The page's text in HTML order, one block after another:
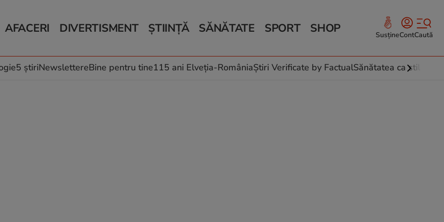
AFACERI
Auto
Locuri de muncă
DIVERTISMENT
Horoscop
Muzică și Filme
ȘTIINȚĂ
Schimbări climatice
SĂNĂTATE
Relații
Rețete culinare
SPORT SHOP SusțineContCaută
5 știriNewslettereBine pentru tine115 ani Elveția-RomâniaȘtiri Verificate by FactualSănătatea ca stil de